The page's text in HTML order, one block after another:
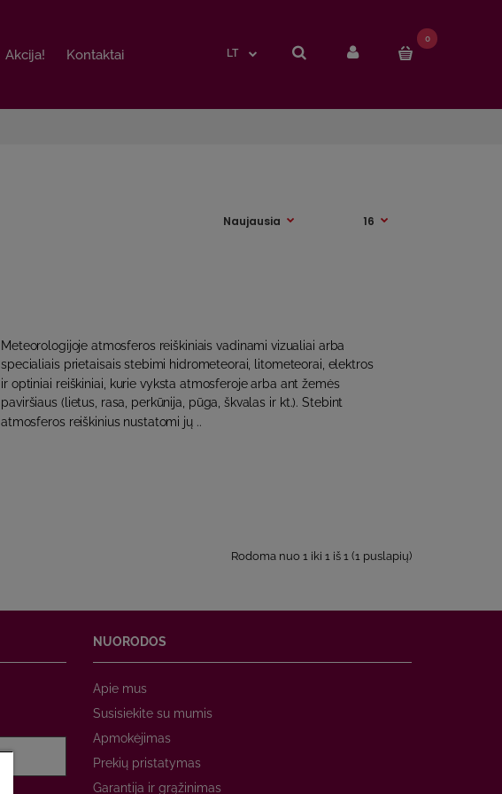
Akcija! Kontaktai LT
0
Akcija! Kontaktai LT
0
Meteorologijoje atmosferos reiškiniais vadinami vizualiai arba
specialiais prietaisais stebimi hidrometeorai, litometeorai, elektros
ir optiniai reiškiniai, kurie vyksta atmosferoje arba ant žemės
paviršiaus (lietus, rasa, perkūnija, pūga, škvalas ir kt.). Stebint
atmosferos reiškinius nustatomi jų ..
Rodoma nuo 1 iki 1 iš 1 (1 puslapių)
NUORODOS
Apie mus
Susisiekite su mumis
Apmokėjimas
Prekių pristatymas
Garantija ir grąžinimas